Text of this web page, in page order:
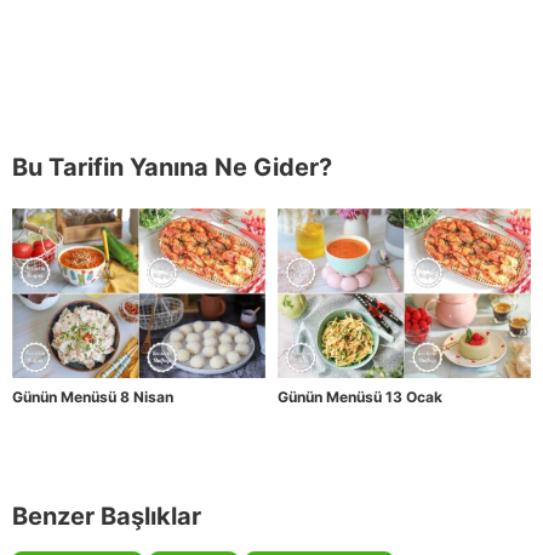
Bu Tarifin Yanına Ne Gider?
Günün Menüsü 8 Nisan Günün Menüsü 13 Ocak
Benzer Başlıklar